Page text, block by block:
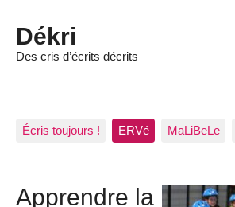
Dékri
Des cris d’écrits décrits
Écris toujours ! ERVé MaLiBeLe
Apprendre la